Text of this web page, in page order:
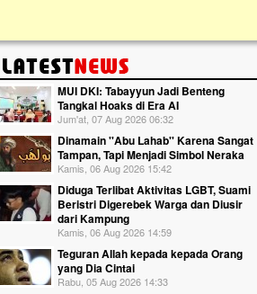
MUI DKI: Tabayyun Jadi Benteng
Tangkal Hoaks di Era AI
Jum'at, 07 Aug 2026 06:32
Dinamain ''Abu Lahab'' Karena Sangat
Tampan, Tapi Menjadi Simbol Neraka
Kamis, 06 Aug 2026 15:42
Diduga Terlibat Aktivitas LGBT, Suami
Beristri Digerebek Warga dan Diusir
dari Kampung
Kamis, 06 Aug 2026 14:59
Teguran Allah kepada kepada Orang
yang Dia Cintai
Rabu, 05 Aug 2026 14:33